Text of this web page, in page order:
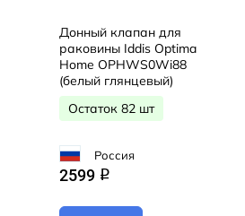
Донный клапан для
раковины Iddis Optima
Home OPHWS0Wi88
(белый глянцевый)
Остаток 82 шт
Россия
2599 q